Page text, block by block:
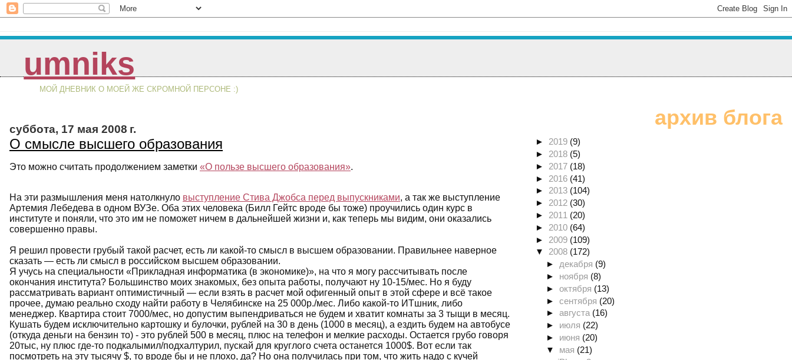
umniks
МОЙ ДНЕВНИК О МОЕЙ ЖЕ СКРОМНОЙ ПЕРСОНЕ :)
суббота, 17 мая 2008 г.
О смысле высшего образования
Это можно считать продолжением заметки «О пользе высшего образования».
На эти размышления меня натолкнуло выступление Стива Джобса перед выпускниками, а так же выступление
Артемия Лебедева в одном ВУЗе. Оба этих человека (Билл Гейтс вроде бы тоже) проучились один курс в
институте и поняли, что это им не поможет ничем в дальнейшей жизни и, как теперь мы видим, они оказались
совершенно правы.
Я решил провести грубый такой расчет, есть ли какой-то смысл в высшем образовании. Правильнее наверное
сказать — есть ли смысл в российском высшем образовании.
Я учусь на специальности «Прикладная информатика (в экономике)», на что я могу рассчитывать после
окончания института? Большинство моих знакомых, без опыта работы, получают ну 10-15/мес. Но я буду
рассматривать вариант оптимистичный — если взять в расчет мой офигенный опыт в этой сфере и всё такое
прочее, думаю реально сходу найти работу в Челябинске на 25 000р./мес. Либо какой-то ИТшник, либо
менеджер. Квартира стоит 7000/мес, но допустим выпендриваться не будем и хватит комнаты за 3 тыщи в месяц.
Кушать будем исключительно картошку и булочки, рублей на 30 в день (1000 в месяц), а ездить будем на автобусе
(откуда деньги на бензин то) - это рублей 500 в месяц, плюс на телефон и мелкие расходы. Остается грубо говоря
20тыс, ну плюс где-то подкалымил/подхалтурил, пускай для круглого счета останется 1000$. Вот если так
посмотреть на эту тысячу $, то вроде бы и не плохо, да? Но она получилась при том, что жить надо с кучей
архив блога
► 2019 (9)
► 2018 (5)
► 2017 (18)
► 2016 (41)
► 2013 (104)
► 2012 (30)
► 2011 (20)
► 2010 (64)
► 2009 (109)
▼ 2008 (172)
► декабря (9)
► ноября (8)
►октября (13)
►сентября (20)
►августа (16)
► июля (22)
► июня (20)
▼ мая (21)